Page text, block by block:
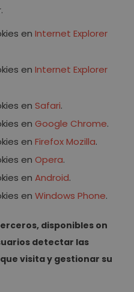
enInternet Explorer
enInternet Explorer
enSafari.
en Google Chrome.
enFirefox Mozilla.
en Opera.
enAndroid.
enWindows Phone.
disponibles on
detectar las
visita y gestionar su